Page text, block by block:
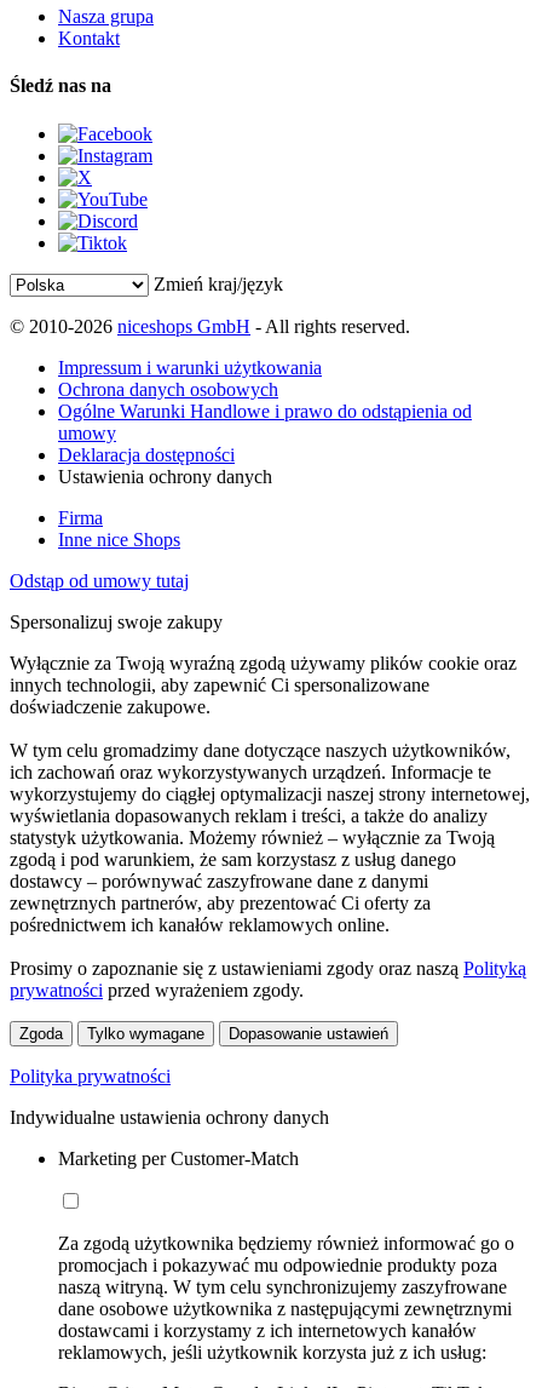
Nasza grupa
Kontakt
Śledź nas na
Zmień kraj/język
© 2010-2026 niceshops GmbH - All rights reserved.
Impressum i warunki użytkowania
Ochrona danych osobowych
Ogólne Warunki Handlowe i prawo do odstąpienia od
umowy
Deklaracja dostępności
Ustawienia ochrony danych
Firma
Inne nice Shops
Odstąp od umowy tutaj
Spersonalizuj swoje zakupy
Wyłącznie za Twoją wyraźną zgodą używamy plików cookie oraz
innych technologii, aby zapewnić Ci spersonalizowane
doświadczenie zakupowe.
W tym celu gromadzimy dane dotyczące naszych użytkowników,
ich zachowań oraz wykorzystywanych urządzeń. Informacje te
wykorzystujemy do ciągłej optymalizacji naszej strony internetowej,
wyświetlania dopasowanych reklam i treści, a także do analizy
statystyk użytkowania. Możemy również – wyłącznie za Twoją
zgodą i pod warunkiem, że sam korzystasz z usług danego
dostawcy – porównywać zaszyfrowane dane z danymi
zewnętrznych partnerów, aby prezentować Ci oferty za
pośrednictwem ich kanałów reklamowych online.
Prosimy o zapoznanie się z ustawieniami zgody oraz naszą Polityką
prywatności przed wyrażeniem zgody.
Zgoda Tylko wymagane Dopasowanie ustawień
Polityka prywatności
Indywidualne ustawienia ochrony danych
Marketing per Customer-Match
Za zgodą użytkownika będziemy również informować go o
promocjach i pokazywać mu odpowiednie produkty poza
naszą witryną. W tym celu synchronizujemy zaszyfrowane
dane osobowe użytkownika z następującymi zewnętrznymi
dostawcami i korzystamy z ich internetowych kanałów
reklamowych, jeśli użytkownik korzysta już z ich usług: